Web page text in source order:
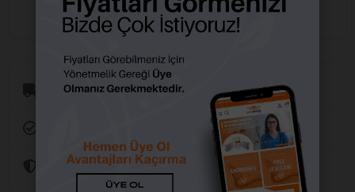
Aynı Gün Kargo
Güvenli Alışveriş